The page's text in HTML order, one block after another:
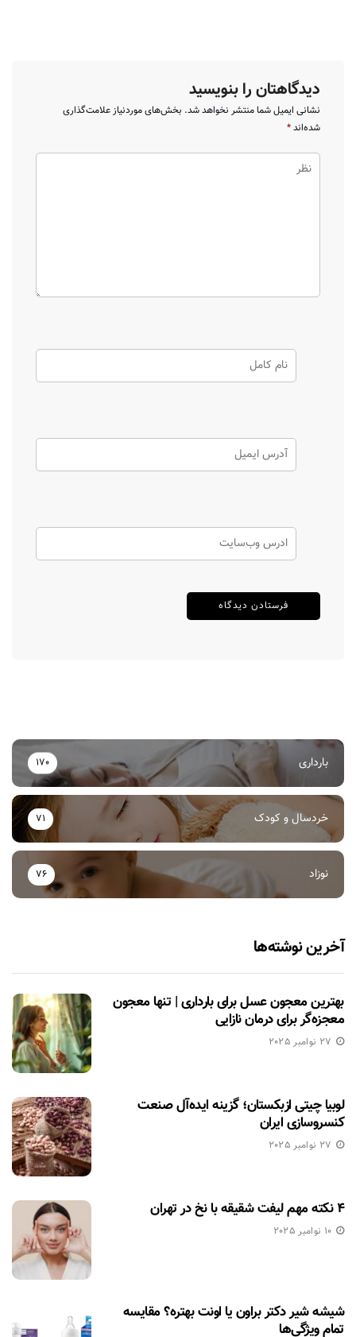
دیدگاهتان را بنویسید
نشانی ایمیل شما منتشر نخواهد شد. بخش‌های موردنیاز علامت‌گذاری
شده‌اند*
بارداری 170
خردسال و کودک 71
نوزاد 76
آخرین نوشته‌ها
بهترین معجون عسل برای بارداری | تنها معجون
معجزه‌گر برای درمان نازایی
27 نوامبر 2025
لوبیا چیتی ازبکستان؛ گزینه ایده‌آل صنعت
کنسروسازی ایران
27 نوامبر 2025
۴ نکته مهم لیفت شقیقه با نخ در تهران
10 نوامبر 2025
شیشه شیر دکتر براون یا اونت بهتره؟ مقایسه
تمام ویژگی‌ها